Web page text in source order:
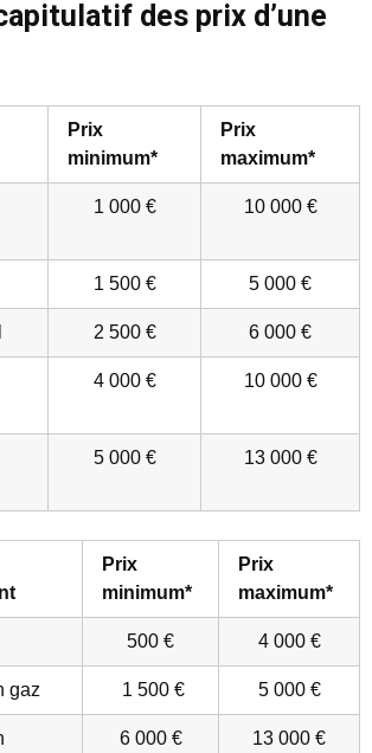
des prix d’une
Prix
minimum*
Prix
maximum*
1 000 € 10 000 €
1 500 € 5 000 €
2 500 € 6 000 €
4 000 € 10 000 €
5 000 € 13 000 €
Prix
minimum*
Prix
maximum*
500 € 4 000 €
gaz 1 500 € 5 000 €
6 000 € 13 000 €